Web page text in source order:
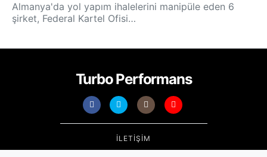
Almanya'da yol yapım ihalelerini manipüle eden 6
şirket, Federal Kartel Ofisi…
Turbo Performans
İLETIŞIM